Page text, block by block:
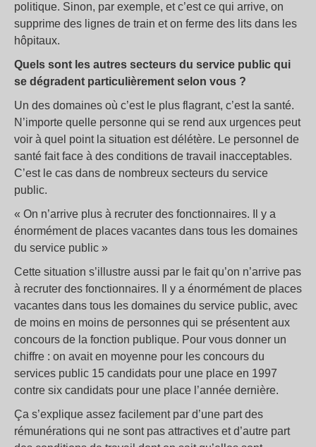
politique. Sinon, par exemple, et c’est ce qui arrive, on
supprime des lignes de train et on ferme des lits dans les
hôpitaux.
Quels sont les autres secteurs du service public qui
se dégradent particulièrement selon vous ?
Un des domaines où c’est le plus flagrant, c’est la santé.
N’importe quelle personne qui se rend aux urgences peut
voir à quel point la situation est délétère. Le personnel de
santé fait face à des conditions de travail inacceptables.
C’est le cas dans de nombreux secteurs du service
public.
« On n’arrive plus à recruter des fonctionnaires. Il y a
énormément de places vacantes dans tous les domaines
du service public »
Cette situation s’illustre aussi par le fait qu’on n’arrive pas
à recruter des fonctionnaires. Il y a énormément de places
vacantes dans tous les domaines du service public, avec
de moins en moins de personnes qui se présentent aux
concours de la fonction publique. Pour vous donner un
chiffre : on avait en moyenne pour les concours du
services public 15 candidats pour une place en 1997
contre six candidats pour une place l’année dernière.
Ça s’explique assez facilement par d’une part des
rémunérations qui ne sont pas attractives et d’autre part